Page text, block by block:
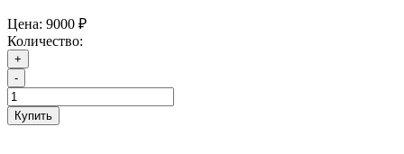
Цена: 9000 ₽
Количество:
+
-
Купить